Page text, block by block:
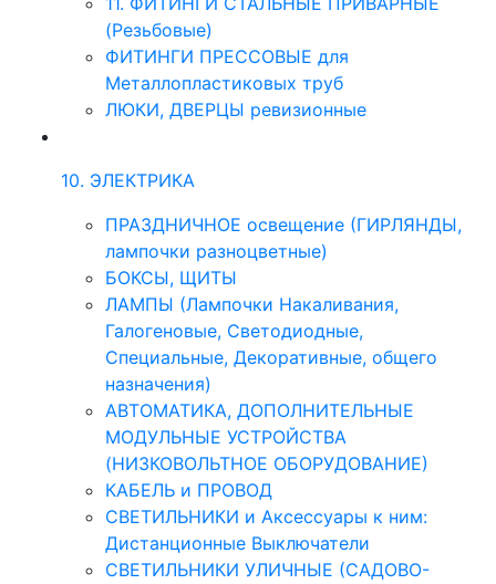
(Резьбовые)
ФИТИНГИ ПРЕССОВЫЕ для
Металлопластиковых труб
ЛЮКИ, ДВЕРЦЫ ревизионные
10. ЭЛЕКТРИКА
ПРАЗДНИЧНОЕ освещение (ГИРЛЯНДЫ,
лампочки разноцветные)
БОКСЫ, ЩИТЫ
ЛАМПЫ (Лампочки Накаливания,
Галогеновые, Светодиодные,
Специальные, Декоративные, общего
назначения)
АВТОМАТИКА, ДОПОЛНИТЕЛЬНЫЕ
МОДУЛЬНЫЕ УСТРОЙСТВА
(НИЗКОВОЛЬТНОЕ ОБОРУДОВАНИЕ)
КАБЕЛЬ и ПРОВОД
СВЕТИЛЬНИКИ и Аксессуары к ним:
Дистанционные Выключатели
СВЕТИЛЬНИКИ УЛИЧНЫЕ (САДОВО-